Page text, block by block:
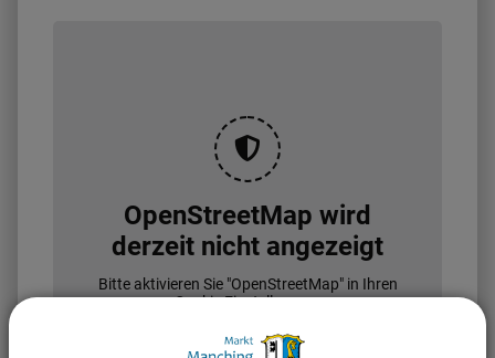
OpenStreetMap wird
derzeit nicht angezeigt
Bitte aktivieren Sie "OpenStreetMap" in Ihren
Cookie Einstellungen.
Cookies Anpassen